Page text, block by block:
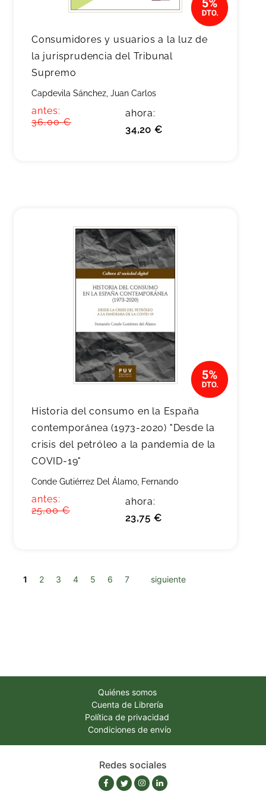
Consumidores y usuarios a la luz de
la jurisprudencia del Tribunal
Supremo
Capdevila Sánchez, Juan Carlos
antes:
36,00 €
ahora:
34,20 €
Historia del consumo en la España
contemporánea (1973-2020) "Desde la
crisis del petróleo a la pandemia de la
COVID-19"
Conde Gutiérrez Del Álamo, Fernando
antes:
25,00 €
ahora:
23,75 €
1 2 3 4 5 6 7 siguiente
Quiénes somos
Cuenta de Librería
Política de privacidad
Condiciones de envío
Redes sociales